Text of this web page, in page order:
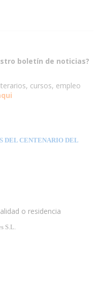
boletín de noticias?
cursos, empleo
DEL CENTENARIO DEL
o residencia
S.L.